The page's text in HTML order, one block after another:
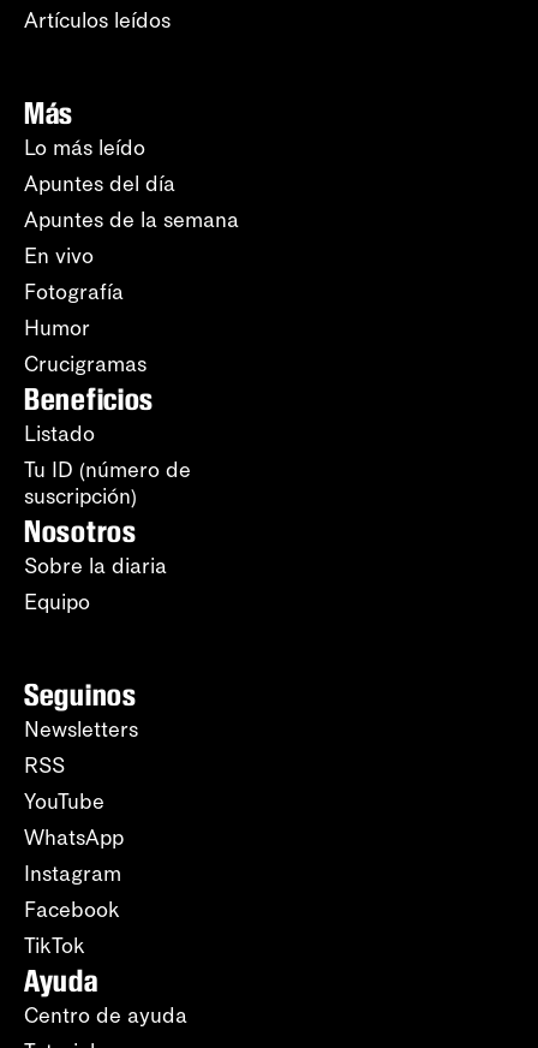
Artículos leídos
Más
Lo más leído
Apuntes del día
Apuntes de la semana
En vivo
Fotografía
Humor
Crucigramas
Beneficios
Listado
Tu ID (número de
suscripción)
Nosotros
Sobre la diaria
Equipo
Seguinos
Newsletters
RSS
YouTube
WhatsApp
Instagram
Facebook
TikTok
Ayuda
Centro de ayuda